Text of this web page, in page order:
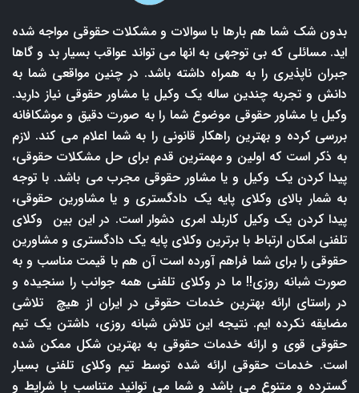
بدون شک شما هم بارها با سوالات و مشکلات حقوقی مواجه شده
اید. مسائلی که بی توجهی به انها می تواند عواقب بسیار بد و گاها
جبران ناپذیری را به همراه داشته باشد. در چنین مواقعی شما به
دانش و تجربه چندین ساله یک وکیل یا مشاور حقوقی نیاز دارید.
وکیل یا مشاور حقوقی موضوع شما را به صورت دقیق و موشکافانه
بررسی کرده و بهترین راهکار قانونی را به شما اعلام می کند. لازم
به ذکر است که اولین و مهمترین قدم برای حل مشکلات حقوقی،
پیدا کردن یک وکیل و یا مشاور حقوقی مجرب می باشد. با توجه
به شمار بالای وکلای پایه یک دادگستری و یا مشاورین حقوقی،
پیدا کردن یک وکیل کاربلد امری دشوار است. در این بین وکلای
تلفنی امکان ارتباط با برترین وکلای پایه یک دادگستری و مشاورین
حقوقی را برای شما فراهم آورده است آن هم با قیمت مناسب و به
صورت شبانه روزی!! ما در وکلای تلفنی همه جوانب را سنجیده و
در راستای ارائه بهترین خدمات حقوقی در ایران از هیچ تلاشی
مضایقه نکرده ایم. نتیجه این تلاش شبانه روزی، داشتن یک تیم
حقوقی قوی و ارائه خدمات حقوقی به بهترین شکل ممکن شده
است. خدمات حقوقی ارائه شده توسط تیم وکلای تلفنی بسیار
گسترده و متنوع می باشد و شما می توانید متناسب با شرایط و